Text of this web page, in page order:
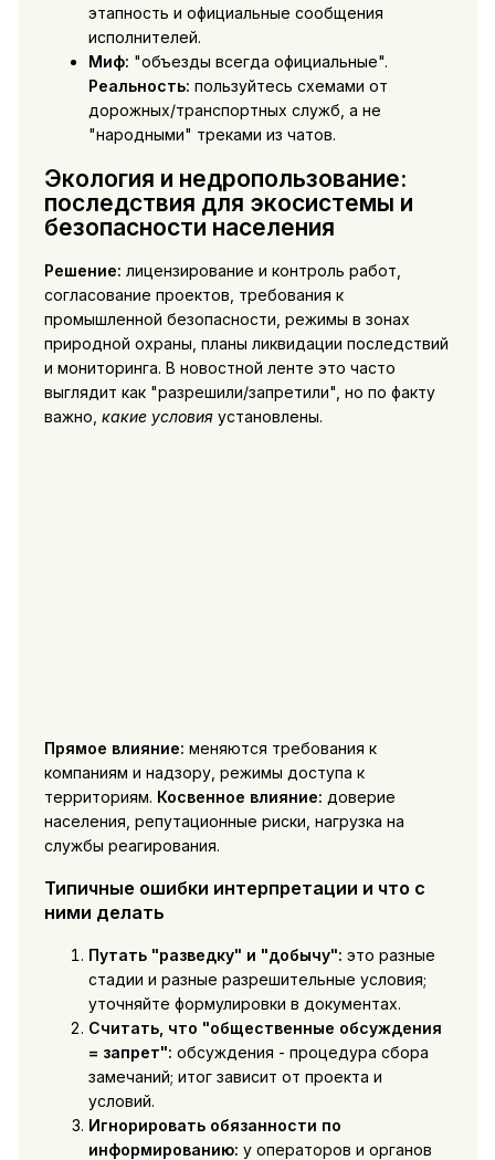
этапность и официальные сообщения
исполнителей.
Миф: "объезды всегда официальные".
Реальность: пользуйтесь схемами от
дорожных/транспортных служб, а не
"народными" треками из чатов.
Экология и недропользование:
последствия для экосистемы и
безопасности населения
Решение: лицензирование и контроль работ,
согласование проектов, требования к
промышленной безопасности, режимы в зонах
природной охраны, планы ликвидации последствий
и мониторинга. В новостной ленте это часто
выглядит как "разрешили/запретили", но по факту
важно, какие условияустановлены.
Прямое влияние: меняются требования к
компаниям и надзору, режимы доступа к
территориям. Косвенное влияние: доверие
населения, репутационные риски, нагрузка на
службы реагирования.
Типичные ошибки интерпретации и что с
ними делать
Путать "разведку" и "добычу": это разные
стадии и разные разрешительные условия;
уточняйте формулировки в документах.
Считать, что "общественные обсуждения
= запрет": обсуждения - процедура сбора
замечаний; итог зависит от проекта и
условий.
Игнорировать обязанности по
информированию: у операторов и органов